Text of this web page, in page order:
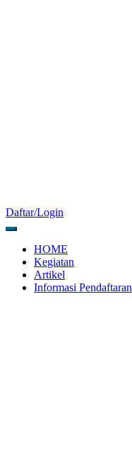
Daftar/Login
HOME
Kegiatan
Artikel
Informasi Pendaftaran